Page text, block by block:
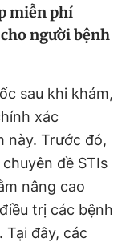
biết
quảng cáo
miễn phí
người bệnh
sau khi khám,
xác
này. Trước đó,
đề STIs
nâng cao
trị các bệnh
đây, các